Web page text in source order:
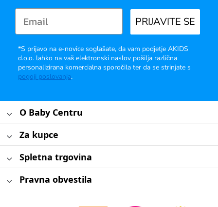
PRIJAVITE SE
*S prijavo na e-novice soglašate, da vam podjetje AKIDS
d.o.o. lahko na vaš elektronski naslov pošilja različna
personalizirana komercialna sporočila ter da se strinjate s
pogoji poslovanja.
O Baby Centru
Za kupce
Spletna trgovina
Pravna obvestila